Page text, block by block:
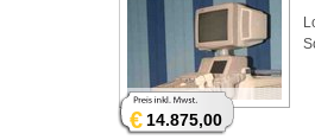
€14.875,00